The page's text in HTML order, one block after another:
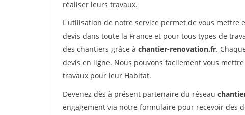
réaliser leurs travaux.
L'utilisation de notre service permet de vous mettre
devis dans toute la France et pour tous types de
des chantiers grâce à chantier-renovation.fr.
devis en ligne. Nous pouvons facilement vous
travaux pour leur Habitat.
Devenez dès à présent partenaire du réseau
engagement via notre formulaire pour recevoir des